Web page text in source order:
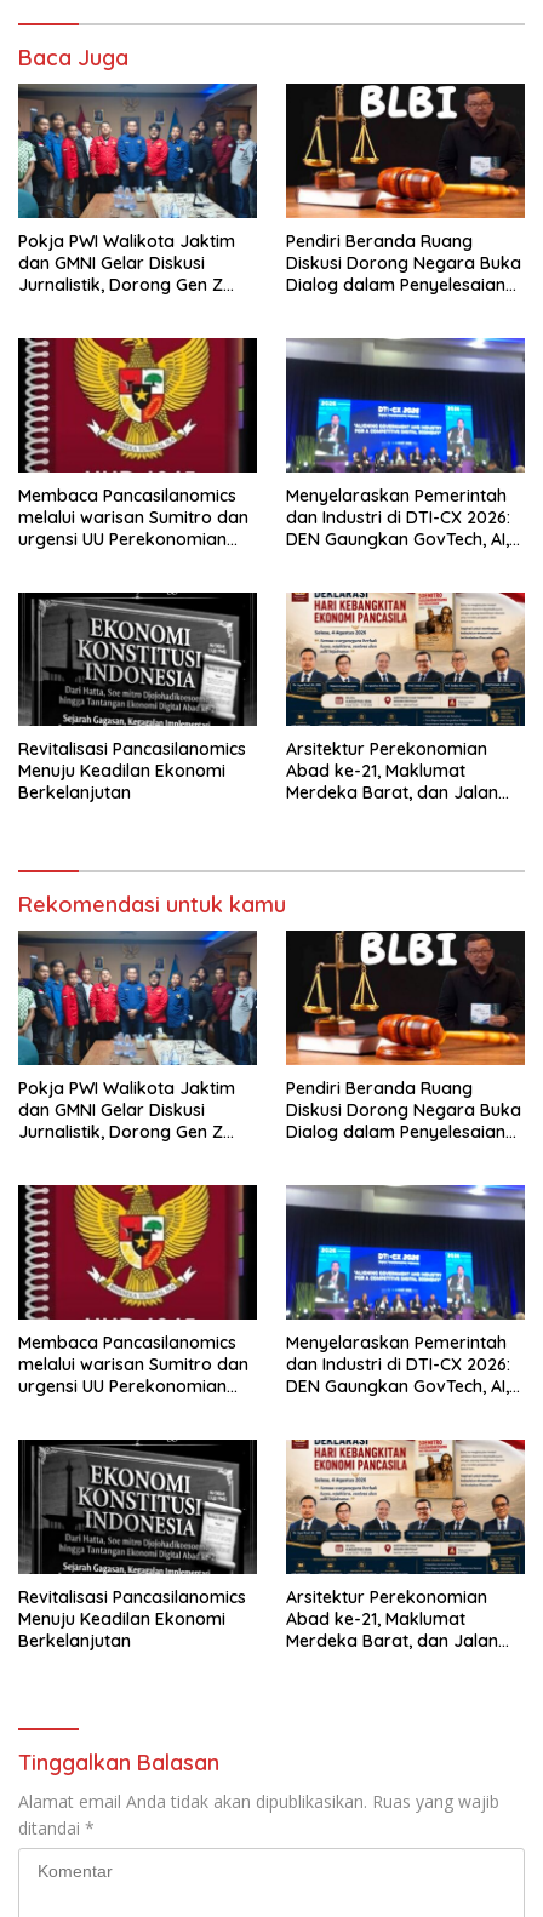
Baca Juga
Pokja PWI Walikota Jaktim
dan GMNI Gelar Diskusi
Jurnalistik, Dorong Gen Z
Pendiri Beranda Ruang
Diskusi Dorong Negara Buka
Dialog dalam Penyelesaian
Membaca Pancasilanomics
melalui warisan Sumitro dan
urgensi UU Perekonomian
Menyelaraskan Pemerintah
dan Industri di DTI-CX 2026:
DEN Gaungkan GovTech, AI,
Kompetitif
Revitalisasi Pancasilanomics
Menuju Keadilan Ekonomi
Berkelanjutan
Arsitektur Perekonomian
Abad ke-21, Maklumat
Merdeka Barat, dan Jalan
Rekomendasi untuk kamu
Pokja PWI Walikota Jaktim
dan GMNI Gelar Diskusi
Jurnalistik, Dorong Gen Z
Pendiri Beranda Ruang
Diskusi Dorong Negara Buka
Dialog dalam Penyelesaian
Membaca Pancasilanomics
melalui warisan Sumitro dan
urgensi UU Perekonomian
Menyelaraskan Pemerintah
dan Industri di DTI-CX 2026:
DEN Gaungkan GovTech, AI,
Kompetitif
Revitalisasi Pancasilanomics
Menuju Keadilan Ekonomi
Berkelanjutan
Arsitektur Perekonomian
Abad ke-21, Maklumat
Merdeka Barat, dan Jalan
Tinggalkan Balasan
Alamat email Anda tidak akan dipublikasikan. Ruas yang wajib
ditandai *